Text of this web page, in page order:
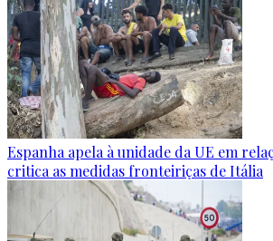
Espanha apela à unidade da UE em
critica as medidas fronteiriças de Itália